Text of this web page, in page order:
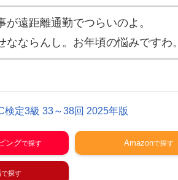
が遠距離通勤でつらいのよ。
なならんし。お年頃の悩みですわ。
検定3級 33～38回 2025年版
ング Amazon